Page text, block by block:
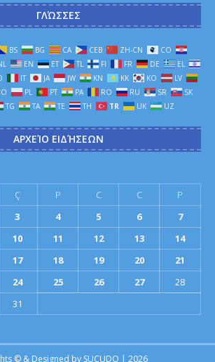
ΓΛΏΣΣΕΣ
BS BG CA CEB ZH-CN
CO
EN ET TL FI FR DE
EL
IT JA JW KN KK KO
LV
PL PT PA RO RU SR
SK
TG TA TE TH TR UK UZ
ΑΡΧΕΊΟ ΕΙΔΉΣΕΩΝ
Ç P C C
P
3 4 5 6
7
10 11 12 13
14
17 18 19 20
21
24 25 26 27
28
31
© & Designed by SUCUDO | 2026